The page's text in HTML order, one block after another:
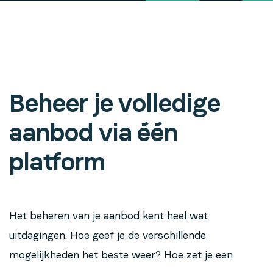
Beheer je volledige
aanbod via één
platform
Het beheren van je aanbod kent heel wat
uitdagingen. Hoe geef je de verschillende
mogelijkheden het beste weer? Hoe zet je een